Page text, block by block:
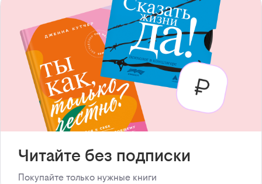
Читайте без подписки
Покупайте только нужные книги